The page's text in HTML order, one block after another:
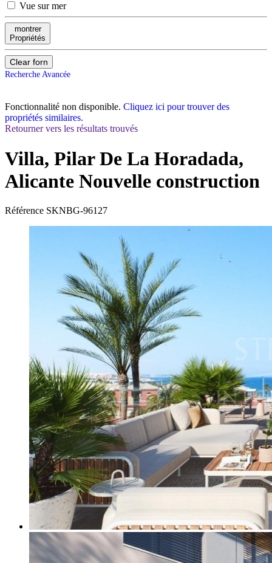
Vue sur mer
montrer
Propriétés
Clear forn
Recherche Avancée
Fonctionnalité non disponible. Cliquez ici pour trouver des
propriétés similaires.
Retourner vers les résultats trouvés
Villa, Pilar De La Horadada,
Alicante Nouvelle construction
Référence SKNBG-96127